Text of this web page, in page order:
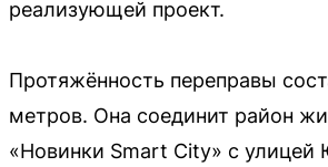
реализующей проект.
Протяжённость переправы
метров. Она соединит район
«Новинки Smart City» с улицей